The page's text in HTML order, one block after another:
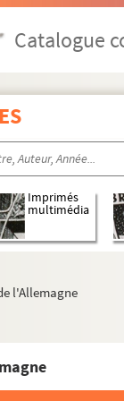
Catalogue
Imprimés
multimédia
l'Allemagne
Jules Ferry et
Jules Ferry
de l'époque